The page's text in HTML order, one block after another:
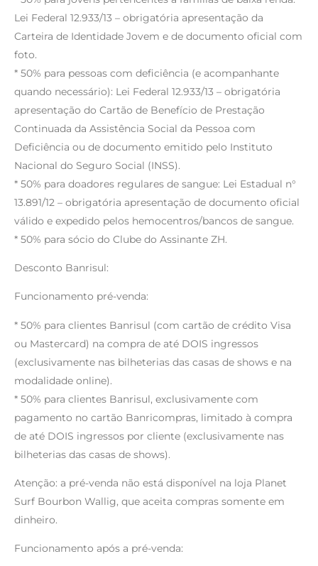
Lei Federal 12.933/13 – obrigatória apresentação da
Carteira de Identidade Jovem e de documento oficial com
foto.
* 50% para pessoas com deficiência (e acompanhante
quando necessário): Lei Federal 12.933/13 – obrigatória
apresentação do Cartão de Benefício de Prestação
Continuada da Assistência Social da Pessoa com
Deficiência ou de documento emitido pelo Instituto
Nacional do Seguro Social (INSS).
* 50% para doadores regulares de sangue: Lei Estadual n°
13.891/12 – obrigatória apresentação de documento oficial
válido e expedido pelos hemocentros/bancos de sangue.
* 50% para sócio do Clube do Assinante ZH.
Desconto Banrisul:
Funcionamento pré-venda:
* 50% para clientes Banrisul (com cartão de crédito Visa
ou Mastercard) na compra de até DOIS ingressos
(exclusivamente nas bilheterias das casas de shows e na
modalidade online).
* 50% para clientes Banrisul, exclusivamente com
pagamento no cartão Banricompras, limitado à compra
de até DOIS ingressos por cliente (exclusivamente nas
bilheterias das casas de shows).
Atenção: a pré-venda não está disponível na loja Planet
Surf Bourbon Wallig, que aceita compras somente em
dinheiro.
Funcionamento após a pré-venda: